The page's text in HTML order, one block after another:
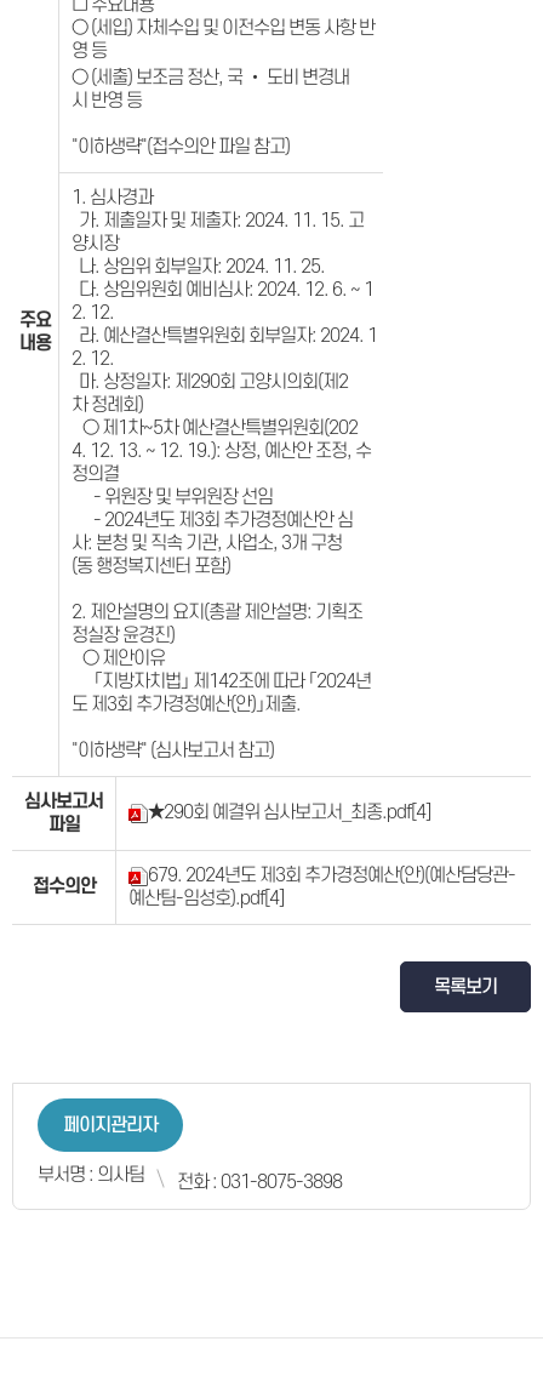
주요
내용
□ 주요내용
○ (세입) 자체수입 및 이전수입 변동 사항 반
영 등
○ (세출) 보조금 정산, 국 ‧ 도비 변경내
시 반영 등
"이하생략"(접수의안 파일 참고)
1. 심사경과
가. 제출일자 및 제출자: 2024. 11. 15. 고
양시장
나. 상임위 회부일자: 2024. 11. 25.
다. 상임위원회 예비심사: 2024. 12. 6. ~ 1
2. 12.
라. 예산결산특별위원회 회부일자: 2024. 1
2. 12.
마. 상정일자: 제290회 고양시의회(제2
차 정례회)
○ 제1차~5차 예산결산특별위원회(202
4. 12. 13. ~ 12. 19.): 상정, 예산안 조정, 수
정의결
- 위원장 및 부위원장 선임
- 2024년도 제3회 추가경정예산안 심
사: 본청 및 직속 기관, 사업소, 3개 구청
(동 행정복지센터 포함)
2. 제안설명의 요지(총괄 제안설명: 기획조
정실장 윤경진)
○ 제안이유
­ 「지방자치법」 제142조에 따라 「2024년
도 제3회 추가경정예산(안)」제출.
"이하생략" (심사보고서 참고)
심사보고서
파일
★290회 예결위 심사보고서_최종.pdf[4]
접수의안
679. 2024년도 제3회 추가경정예산(안)(예산담당관-
예산팀-임성호).pdf[4]
목록보기
페이지관리자
부서명 : 의사팀 전화 : 031-8075-3898